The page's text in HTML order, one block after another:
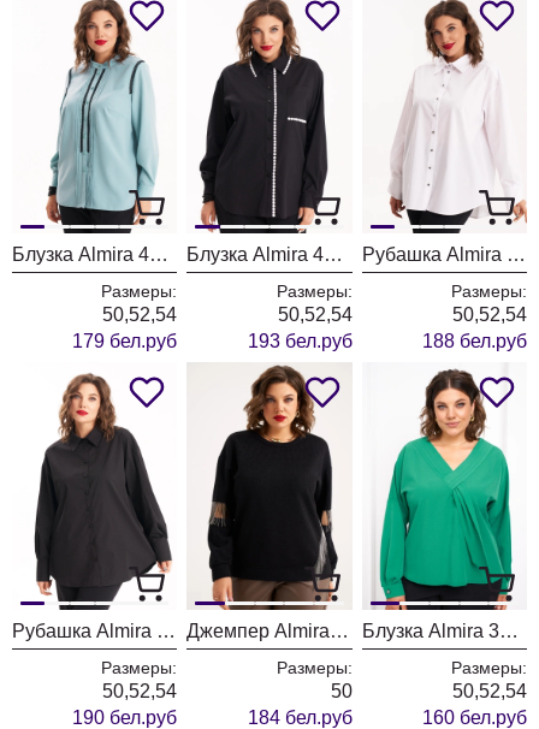
Блузка Almira 472 бирюзовый
Размеры:
50,52,54
179 бел.руб
Блузка Almira 470 черный
Размеры:
50,52,54
193 бел.руб
Рубашка Almira 450-1 белый
Размеры:
50,52,54
188 бел.руб
Рубашка Almira 450 черный
Размеры:
50,52,54
190 бел.руб
Джемпер Almira 390 черный
Размеры:
50
184 бел.руб
Блузка Almira 305 зелёный
Размеры:
50,52,54
160 бел.руб